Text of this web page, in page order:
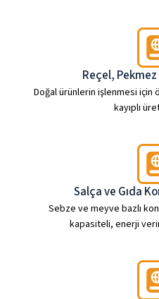
Reçel,
Doğal ürünlerin işlenmesi için
kayıplı
Salça ve Gıda
Sebze ve meyve bazlı
kapasiteli, enerji